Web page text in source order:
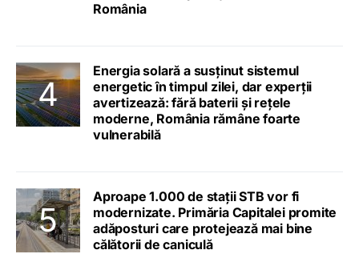
România
Energia solară a susținut sistemul
energetic în timpul zilei, dar experții
avertizează: fără baterii și rețele
moderne, România rămâne foarte
vulnerabilă
Aproape 1.000 de stații STB vor fi
modernizate. Primăria Capitalei promite
adăposturi care protejează mai bine
călătorii de caniculă